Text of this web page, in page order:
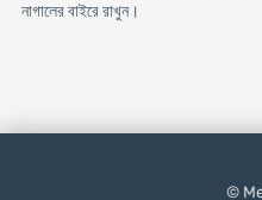
নাগালের বাইরে রাখুন।
©